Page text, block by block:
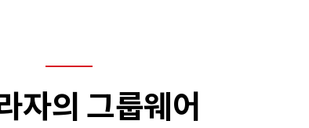
자의 그룹웨어